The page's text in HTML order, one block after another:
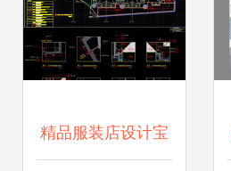
精品服装店设计宝